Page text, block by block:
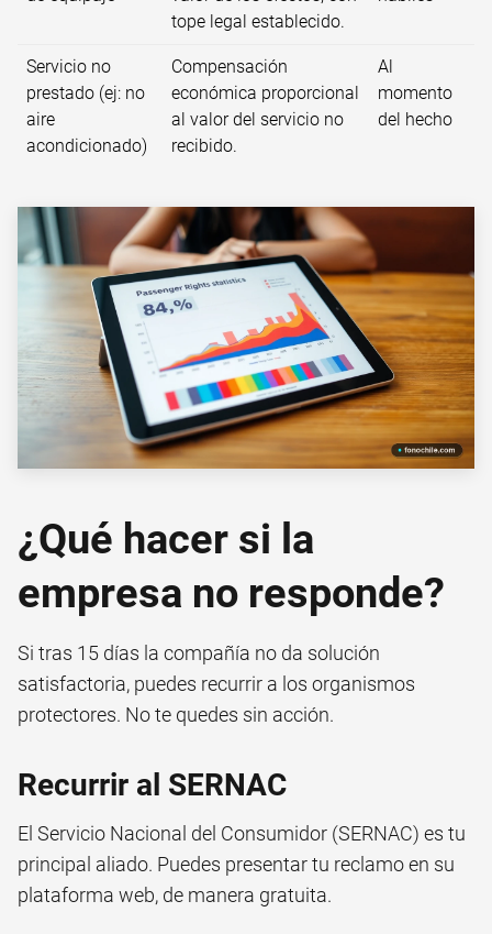
tope legal establecido.
Servicio no
prestado (ej: no
aire
acondicionado)
Compensación
económica proporcional
al valor del servicio no
recibido.
Al
momento
del hecho
¿Qué hacer si la
empresa no responde?
Si tras 15 días la compañía no da solución
satisfactoria, puedes recurrir a los organismos
protectores. No te quedes sin acción.
Recurrir al SERNAC
El Servicio Nacional del Consumidor (SERNAC) es tu
principal aliado. Puedes presentar tu reclamo en su
plataforma web, de manera gratuita.